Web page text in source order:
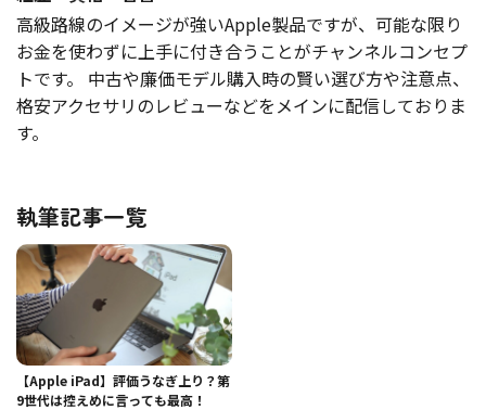
高級路線のイメージが強いApple製品ですが、可能な限り
お金を使わずに上手に付き合うことがチャンネルコンセプ
トです。 中古や廉価モデル購入時の賢い選び方や注意点、
格安アクセサリのレビューなどをメインに配信しておりま
す。
執筆記事一覧
【Apple iPad】評価うなぎ上り？第
9世代は控えめに言っても最高！